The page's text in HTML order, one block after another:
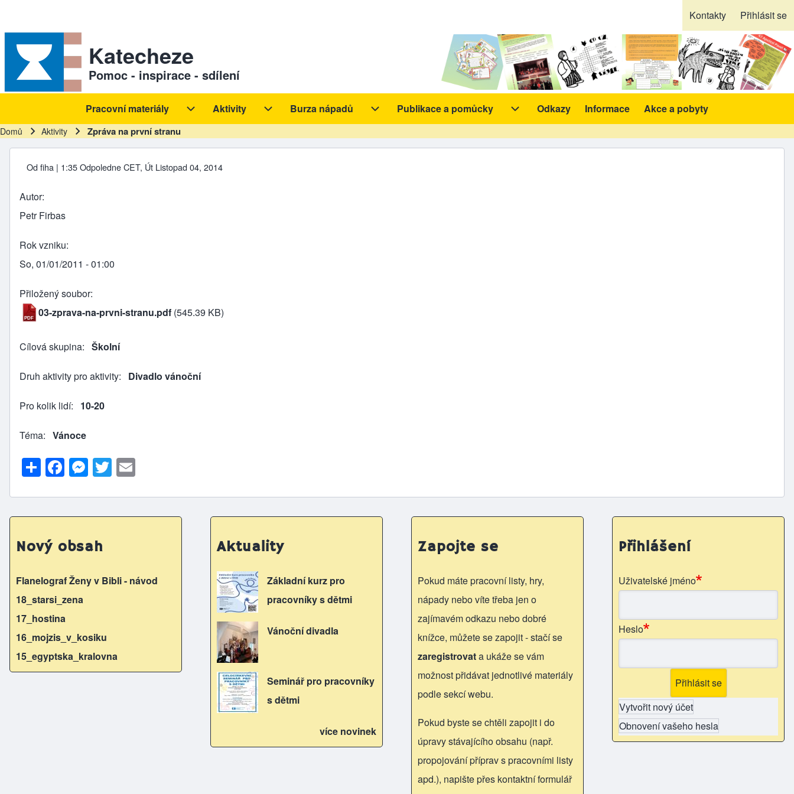
Sekundární odkazy
Kontakty Přihlásit se
Katecheze
Pomoc - inspirace - sdílení
Hlavní navigace
Pracovní materiály
Pracovní materiály sub-navigation
Aktivity
Aktivity sub-navigation
Burza nápadů
Burza nápadů sub-navigation
Publikace a pomůcky
Publikace a pomůcky sub-navigation
Odkazy Informace Akce a pobyty
Drobečková navigace
Domů Aktivity Zpráva na první stranu
Od fiha | 1:35 Odpoledne CET, Út Listopad 04, 2014
Autor
Petr Firbas
Rok vzniku
So, 01/01/2011 - 01:00
Přiložený soubor
03-zprava-na-prvni-stranu.pdf (545.39 KB)
Cílová skupina Školní
Druh aktivity pro aktivity Divadlo vánoční
Pro kolik lidí 10-20
Téma Vánoce
S
h
ar
e
F
a
c
e
b
o
o
k
M
e
s
s
e
n
g
T
w
itt
er
ai
l
Nový obsah
Flanelograf Ženy v Bibli - návod
18_starsi_zena
17_hostina
16_mojzis_v_kosiku
15_egyptska_kralovna
Aktuality
Základní kurz pro
pracovníky s dětmi
Vánoční divadla
Seminář pro pracovníky
s dětmi
více novinek
Zapojte se
Pokud máte pracovní listy, hry,
nápady nebo víte třeba jen o
zajímavém odkazu nebo dobré
knížce, můžete se zapojit - stačí se
zaregistrovata ukáže se vám
možnost přidávat jednotlivé materiály
podle sekcí webu.
Pokud byste se chtěli zapojit i do
úpravy stávajícího obsahu (např.
propojování příprav s pracovními listy
apd.), napište přes kontaktní formulář
Přihlášení
Uživatelské jméno
Heslo
Vytvořit nový účet
Obnovení vašeho hesla